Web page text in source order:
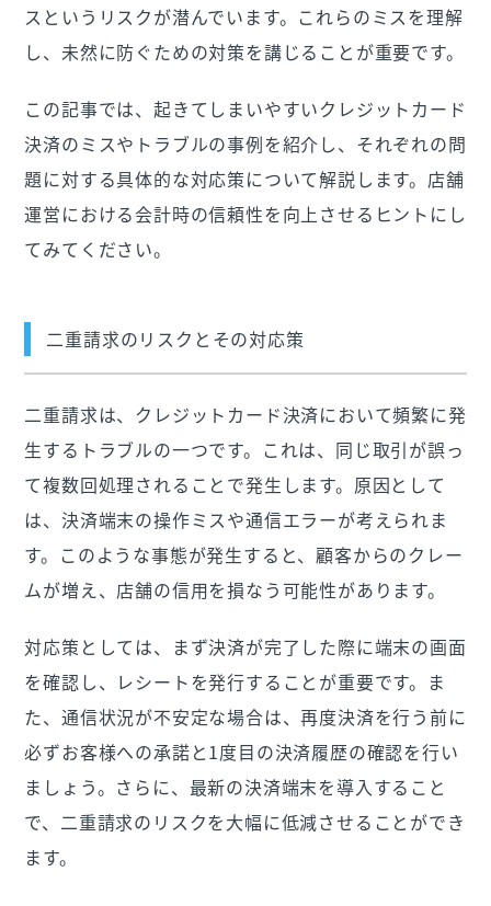
スというリスクが潜んでいます。これらのミスを理解
し、未然に防ぐための対策を講じることが重要です。
この記事では、起きてしまいやすいクレジットカード
決済のミスやトラブルの事例を紹介し、それぞれの問
題に対する具体的な対応策について解説します。店舗
運営における会計時の信頼性を向上させるヒントにし
てみてください。
二重請求のリスクとその対応策
二重請求は、クレジットカード決済において頻繁に発
生するトラブルの一つです。これは、同じ取引が誤っ
て複数回処理されることで発生します。原因として
は、決済端末の操作ミスや通信エラーが考えられま
す。このような事態が発生すると、顧客からのクレー
ムが増え、店舗の信用を損なう可能性があります。
対応策としては、まず決済が完了した際に端末の画面
を確認し、レシートを発行することが重要です。ま
た、通信状況が不安定な場合は、再度決済を行う前に
必ずお客様への承諾と1度目の決済履歴の確認を行い
ましょう。さらに、最新の決済端末を導入すること
で、二重請求のリスクを大幅に低減させることができ
ます。